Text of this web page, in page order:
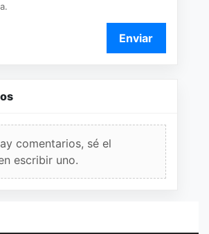
Enviar
comentarios, sé el
escribir uno.